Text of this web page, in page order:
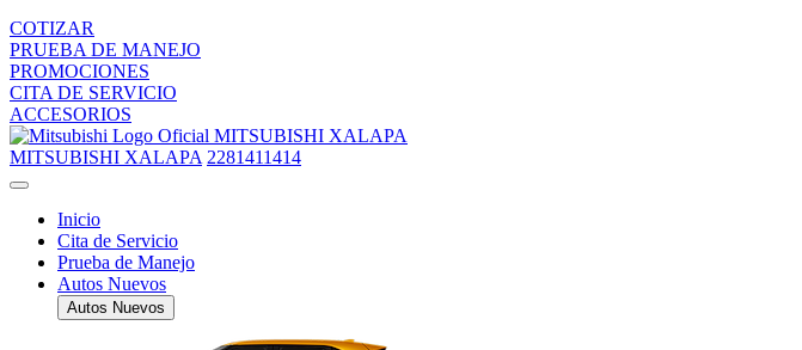
COTIZAR
PRUEBA DE MANEJO
PROMOCIONES
CITA DE SERVICIO
ACCESORIOS
MITSUBISHI XALAPA
MITSUBISHI XALAPA 2281411414
Inicio
Cita de Servicio
Prueba de Manejo
Autos Nuevos
Autos Nuevos